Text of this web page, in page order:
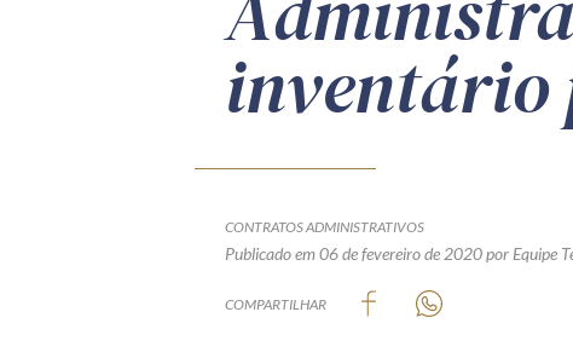
inventário
CONTRATOS ADMINISTRATIVOS
Publicado em 06 de fevereiro de 2020por Equipe
COMPARTILHAR